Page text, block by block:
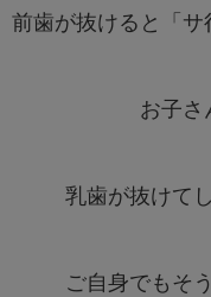
前歯が抜けると「
お子さ
乳歯が抜けて
ご自身でもそ